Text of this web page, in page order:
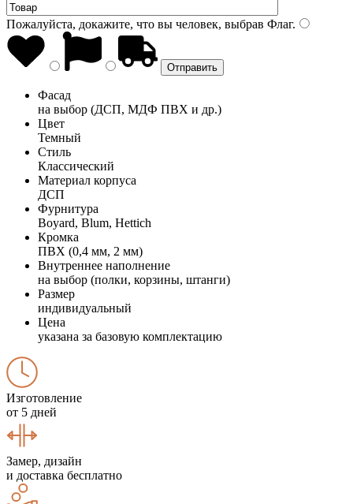
Пожалуйста, докажите, что вы человек, выбрав Флаг.
Фасад
на выбор (ДСП, МДФ ПВХ и др.)
Цвет
Темный
Стиль
Классический
Материал корпуса
ДСП
Фурнитура
Boyard, Blum, Hettich
Кромка
ПВХ (0,4 мм, 2 мм)
Внутреннее наполнение
на выбор (полки, корзины, штанги)
Размер
индивидуальный
Цена
указана за базовую комплектацию
Изготовление
от 5 дней
Замер, дизайн
и доставка бесплатно